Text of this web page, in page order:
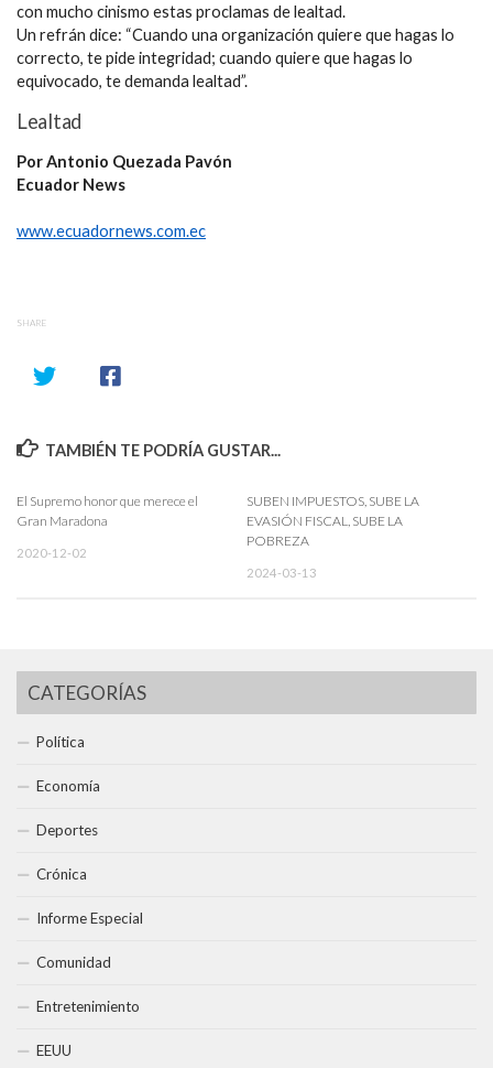
con mucho cinismo estas proclamas de lealtad.
Un refrán dice: “Cuando una organización quiere que hagas lo
correcto, te pide integridad; cuando quiere que hagas lo
equivocado, te demanda lealtad”.
Lealtad
Por Antonio Quezada Pavón
Ecuador News
www.ecuadornews.com.ec
SHARE
TAMBIÉN TE PODRÍA GUSTAR...
El Supremo honor que merece el
Gran Maradona
2020-12-02
SUBEN IMPUESTOS, SUBE LA
EVASIÓN FISCAL, SUBE LA
POBREZA
2024-03-13
CATEGORÍAS
Política
Economía
Deportes
Crónica
Informe Especial
Comunidad
Entretenimiento
EEUU